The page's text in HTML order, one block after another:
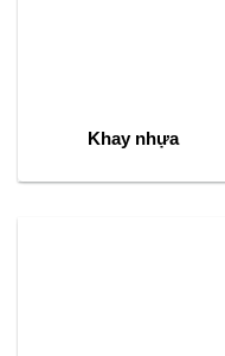
Khay nhựa